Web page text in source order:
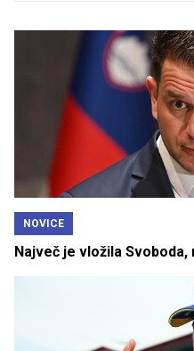
NOVICE
Največ je vložila Svoboda,